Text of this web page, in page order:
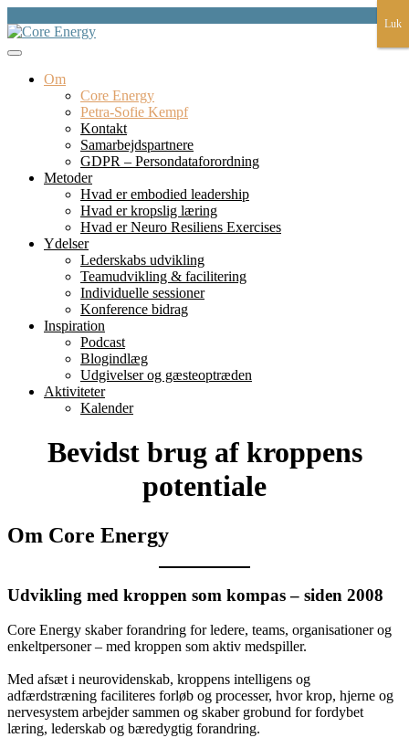
to
content
Core Energy
Om
Core Energy
Petra-Sofie Kempf
Kontakt
Samarbejdspartnere
GDPR – Persondataforordning
Metoder
Hvad er embodied leadership
Hvad er kropslig læring
Hvad er Neuro Resiliens Exercises
Ydelser
Lederskabs udvikling
Teamudvikling & facilitering
Individuelle sessioner
Konference bidrag
Inspiration
Podcast
Blogindlæg
Udgivelser og gæsteoptræden
Aktiviteter
Kalender
Bevidst brug af kroppens
potentiale
Om Core Energy
Udvikling med kroppen som kompas – siden 2008
Core Energy skaber forandring for ledere, teams, organisationer og
enkeltpersoner – med kroppen som aktiv medspiller.
Med afsæt i neurovidenskab, kroppens intelligens og
adfærdstræning faciliteres forløb og processer, hvor krop, hjerne og
nervesystem arbejder sammen og skaber grobund for fordybet
læring, lederskab og bæredygtig forandring.
Luk
Luk